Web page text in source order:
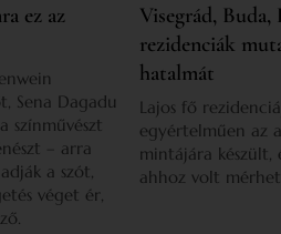
ez az
Sena Dagadu
színművészt
– arra
a szót,
véget ér,
Visegrád,
rezidenciák
hatalmát
Lajos fő
egyértelműen az
mintájára készült,
ahhoz volt